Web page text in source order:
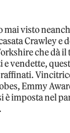
visto
Crawley e
che dà il
e vendette,
Emmy
è imposta nel